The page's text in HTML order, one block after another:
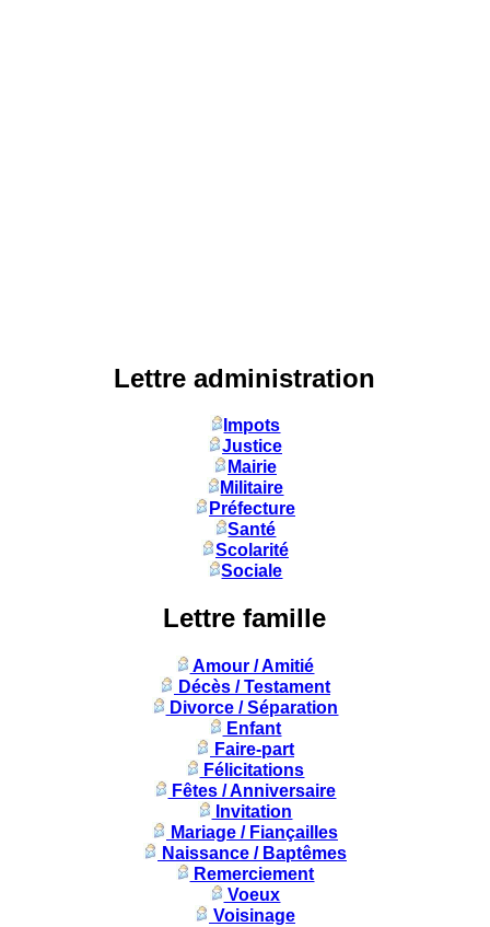
Lettre administration
Impots
Justice
Mairie
Militaire
Préfecture
Santé
Scolarité
Sociale
Lettre famille
Amour / Amitié
Décès / Testament
Divorce / Séparation
Enfant
Faire-part
Félicitations
Fêtes / Anniversaire
Invitation
Mariage / Fiançailles
Naissance / Baptêmes
Remerciement
Voeux
Voisinage